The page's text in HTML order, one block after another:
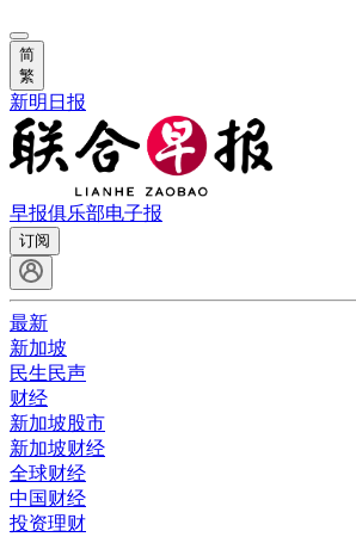
简
繁
新明日报
早报俱乐部电子报
订阅
最新
新加坡
民生民声
财经
新加坡股市
新加坡财经
全球财经
中国财经
投资理财